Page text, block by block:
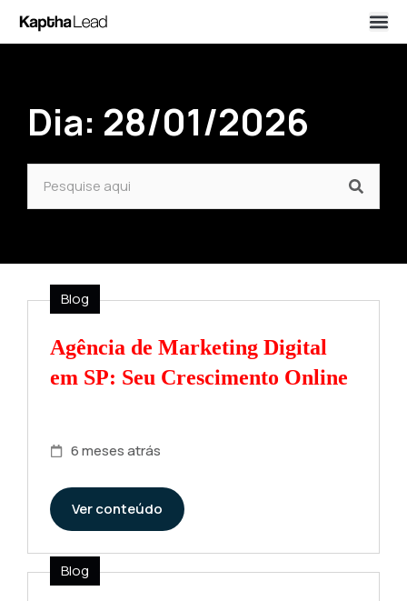
Dia: 28/01/2026
Blog
Agência de Marketing Digital
em SP: Seu Crescimento Online
6 meses atrás
Ver conteúdo
Blog